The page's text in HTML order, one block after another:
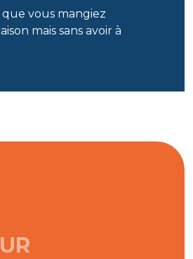
vous mangiez
mais sans avoir à